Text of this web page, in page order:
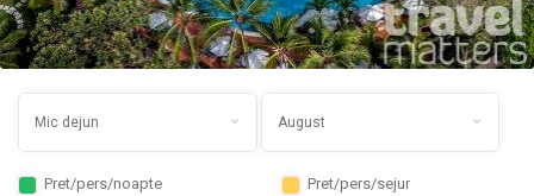
Pret/pers/noapte Pret/pers/sejur